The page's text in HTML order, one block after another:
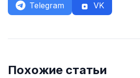
Telegram VK
Похожие статьи